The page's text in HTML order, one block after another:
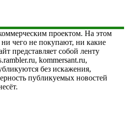
проектом. На этом
чего не покупают, ни какие
представляет собой ленту
kommersant.ru,
без искажения,
публикуемых новостей